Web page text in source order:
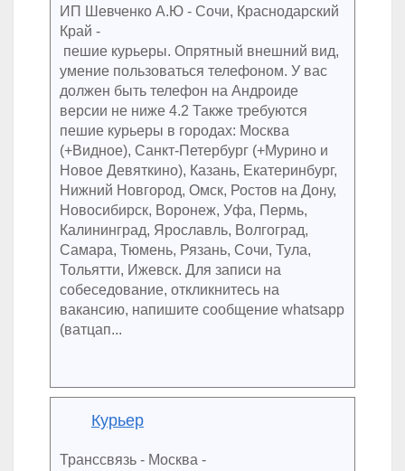
ИП Шевченко А.Ю - Сочи, Краснодарский
Край -
пешие курьеры. Опрятный внешний вид,
умение пользоваться телефоном. У вас
должен быть телефон на Андроиде
версии не ниже 4.2 Также требуются
пешие курьеры в городах: Москва
(+Видное), Санкт-Петербург (+Мурино и
Новое Девяткино), Казань, Екатеринбург,
Нижний Новгород, Омск, Ростов на Дону,
Новосибирск, Воронеж, Уфа, Пермь,
Калининград, Ярославль, Волгоград,
Самара, Тюмень, Рязань, Сочи, Тула,
Тольятти, Ижевск. Для записи на
собеседование, откликнитесь на
вакансию, напишите сообщение whatsapp
(ватцап...
Курьер
Транссвязь - Москва -